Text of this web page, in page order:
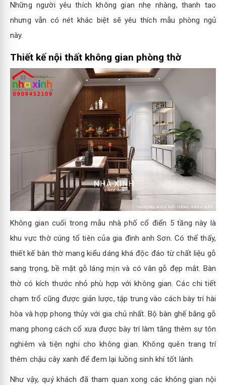
Những người yêu thích không gian nhẹ nhàng, thanh tao
nhưng vẫn có nét khác biệt sẽ yêu thích mẫu phòng ngủ
này.
Thiết kế nội thất không gian phòng thờ
Không gian cuối trong mẫu nhà phố cổ điển 5 tầng này là
khu vực thờ cúng tổ tiên của gia đình anh Sơn. Có thể thấy,
thiết kế bàn thờ mang kiểu dáng khá độc đáo từ chất liệu gỗ
sang trọng, bề mặt gỗ láng mịn và có vân gỗ đẹp mắt. Bàn
thờ có kích thước nhỏ phù hợp với không gian. Các chi tiết
chạm trổ cũng được giản lược, tập trung vào cách bày trí hài
hòa và hợp phong thủy với gia chủ nhất. Bộ bàn ghế bằng gỗ
mang phong cách cổ xưa được bày trí làm tăng thêm sự tôn
nghiêm và tiện nghi cho không gian. Không quên trang trí
thêm chậu cây xanh để đem lại luồng sinh khí tốt lành.
Như vậy, quý khách đã tham quan xong các không gian nội